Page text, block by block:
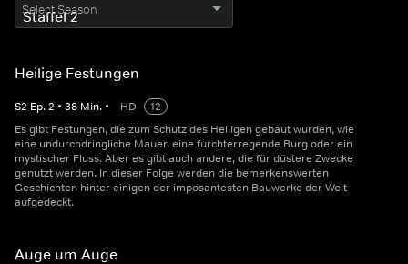
Select Season
Heilige Festungen
S2 Ep.2 • 38 Min. • HD
12
Es gibt Festungen, die zum Schutz des Heiligen gebaut wurden, wie
eine undurchdringliche Mauer, eine furchterregende Burg oder ein
mystischer Fluss. Aber es gibt auch andere, die für düstere Zwecke
genutzt werden. In dieser Folge werden die bemerkenswerten
Geschichten hinter einigen der imposantesten Bauwerke der Welt
aufgedeckt.
Auge um Auge